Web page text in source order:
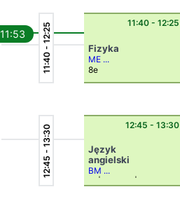
11:40 - 12:25
12:45 - 13:30
11:40 - 12:25
Fizyka
ME ...
8e
12:45 - 13:30
Język
angielski
BM ...
8b|an1 +
8c|an1
11:53